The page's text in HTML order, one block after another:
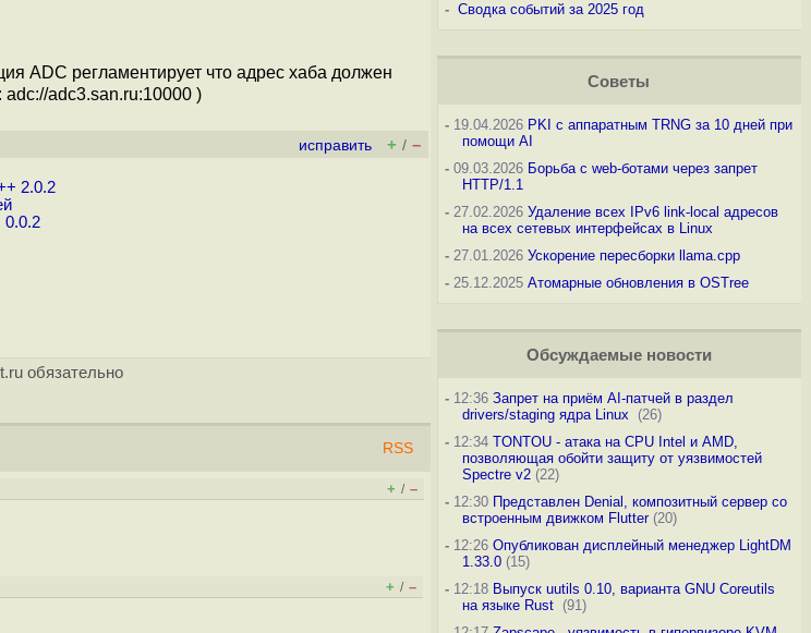
ADC регламентирует что адрес хаба должен
adc3.san.ru:10000 )
исправить + / –
2.0.2
0.0.2
обязательно
RSS
+ / –
+ / –
- Сводка событий за 2025 год
Советы
-19.04.2026 PKI с аппаратным TRNG за 10 дней при
помощи AI
-09.03.2026 Борьба с web-ботами через запрет
HTTP/1.1
-27.02.2026 Удаление всех IPv6 link-local адресов
на всех сетевых интерфейсах в Linux
-27.01.2026 Ускорение пересборки llama.cpp
-25.12.2025 Атомарные обновления в OSTree
Обсуждаемые новости
-12:36 Запрет на приём AI-патчей в раздел
drivers/staging ядра Linux
(26)
-12:34 TONTOU - атака на CPU Intel и AMD,
позволяющая обойти защиту от уязвимостей
Spectre v2(22)
-12:30 Представлен Denial, композитный сервер со
встроенным движком Flutter(20)
-12:26 Опубликован дисплейный менеджер LightDM
1.33.0(15)
-12:18 Выпуск uutils 0.10, варианта GNU Coreutils
на языке Rust (91)